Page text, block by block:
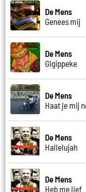
De Mens
Genees mij
De Mens
Gigippeke
De Mens
Haat je mij
De Mens
Hallelujah
De Mens
Heb me lief